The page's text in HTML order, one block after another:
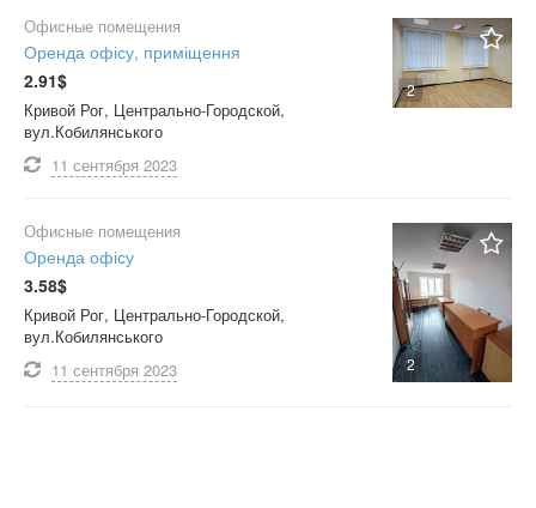
2
Офисные помещения
Оренда офісу, приміщення
2.91$
Кривой Рог, Центрально-Городской,
вул.Кобилянського
11 сентября 2023
2
Офисные помещения
Оренда офісу
3.58$
Кривой Рог, Центрально-Городской,
вул.Кобилянського
11 сентября 2023